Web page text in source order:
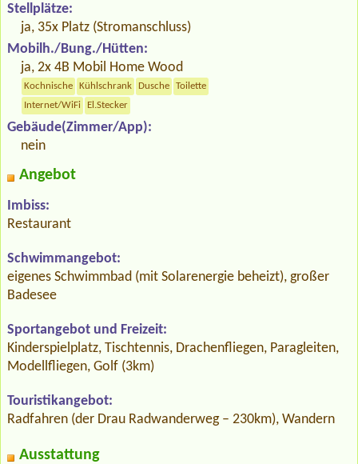
Stellplätze:
ja, 35x Platz (Stromanschluss)
Mobilh./Bung./Hütten:
ja, 2x 4B Mobil Home Wood
Kochnische Kühlschrank Dusche
Toilette
Internet/WiFi
El.Stecker
Gebäude(Zimmer/App):
nein
Angebot
Imbiss:
Restaurant
Schwimmangebot:
eigenes Schwimmbad (mit Solarenergie beheizt), großer
Badesee
Sportangebot und Freizeit:
Kinderspielplatz, Tischtennis, Drachenfliegen, Paragleiten,
Modellfliegen, Golf (3km)
Touristikangebot:
Radfahren (der Drau Radwanderweg – 230km), Wandern
Ausstattung